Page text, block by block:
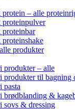
protein – alle
proteinpulver
proteinbar
proteinshake
produkter
produkter – alle
produkter til bagning
pasta
brødblanding &
sovs & dressing